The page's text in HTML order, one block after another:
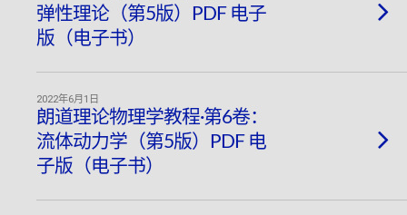
弹性理论（第5版）PDF 电子
版（电子书）
2022年6月1日
朗道理论物理学教程·第6卷：
流体动力学（第5版）PDF 电
子版（电子书）